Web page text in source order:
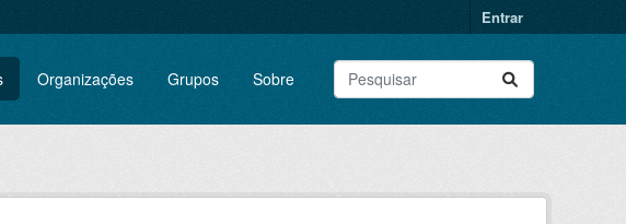
Entrar
Organizações Grupos Sobre